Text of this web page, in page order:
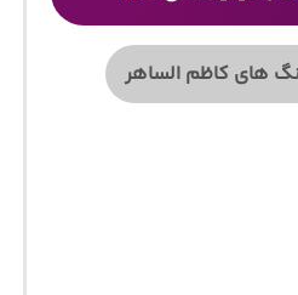
های کاظم الساهر